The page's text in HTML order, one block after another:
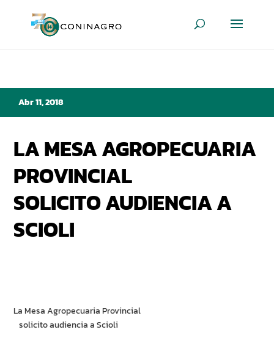
Abr 11, 2018
LA MESA AGROPECUARIA
PROVINCIAL
SOLICITO AUDIENCIA A
SCIOLI
La Mesa Agropecuaria Provincial
solicito audiencia a Scioli